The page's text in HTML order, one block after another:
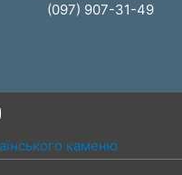
(097) 907-31-49
каменю